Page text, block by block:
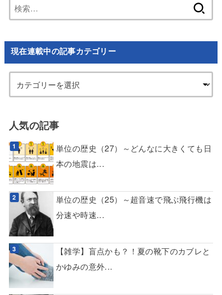
索:
現在連載中の記事カテゴリー
人気の記事
単位の歴史（27）～どんなに大きくても日
本の地震は...
単位の歴史（25）～超音速で飛ぶ飛行機は
分速や時速...
【雑学】盲点かも？！夏の靴下のカブレと
かゆみの意外...